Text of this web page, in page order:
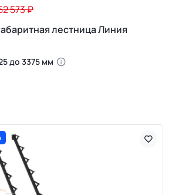
573₽
лестница Линия
до 3375 мм